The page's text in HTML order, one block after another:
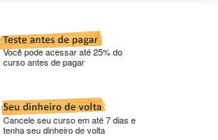
Você pode acessar até 25% do
curso antes de pagar
Cancele seu curso em até 7 dias e
tenha seu dinheiro de volta